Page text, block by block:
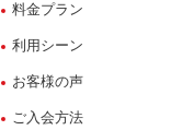
料金プラン
利用シーン
お客様の声
ご入会方法